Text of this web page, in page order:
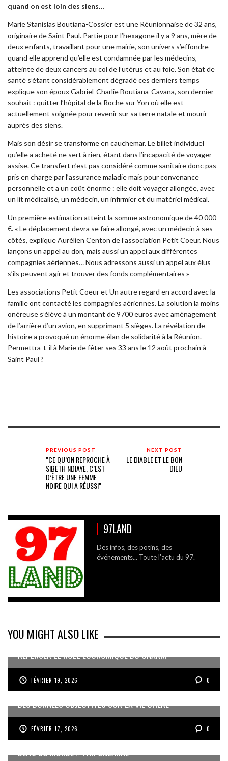
quand on est loin des siens…
Marie Stanislas Boutiana-Cossier est une Réunionnaise de 32 ans,
originaire de Saint Paul. Partie pour l’hexagone il y a 9 ans, mère de
deux enfants, travaillant pour une mairie, son univers s’effondre
quand elle apprend qu’elle est condamnée par les médecins,
atteinte de deux cancers au col de l’utérus et au foie. Son état de
santé s’étant considérablement dégradé ces derniers temps
explique son époux Gabriel-Charlie Boutiana-Cavana, s­­on dernier
souhait : quitter l’hôpital de la Roche sur Yon où elle est
actuellement soignée pour revenir sur sa terre natale et mourir
auprès des siens.
Mais son désir se transforme en cauchemar. Le billet individuel
qu’elle a acheté ne sert à rien, étant dans l’incapacité de voyager
assise. Ce transfert n’est pas considéré comme sanitaire donc pas
pris en charge par l’assurance maladie mais pour convenance
personnelle et a un coût énorme : elle doit voyager allongée, avec
un lit médicalisé, un médecin, un infirmier et du matériel médical.
Un première estimation atteint la somme astronomique de 40 000
€. « Le déplacement devra se faire allongé, avec un médecin à ses
côtés, explique Aurélien Centon de l’association Petit Coeur. Nous
lançons un appel au don, mais aussi un appel aux différentes
compagnies aériennes… Nous adressons aussi un appel aux élus
s’ils peuvent agir et trouver des fonds complémentaires »
Les associations Petit Coeur et Un autre regard en accord avec la
famille ont contacté les compagnies aériennes. La solution la moins
onéreuse s’élève à un montant de 9700 euros avec aménagement
de l’arrière d’un avion, en supprimant 5 sièges. La révélation de
histoire a provoqué un énorme élan de solidarité à la Réunion.
Permettra-t-il à Marie de fêter ses 33 ans le 12 août prochain à
Saint Paul ?
PREVIOUS POST
"CE QU’ON REPROCHE À
SIBETH NDIAYE, C’EST
D’ÊTRE UNE FEMME
NOIRE QUI A RÉUSSI"
NEXT POST
LE DIABLE ET LE BON
DIEU
97LAND
Des infos, des potins, des
événements... Toute l'actu du 97.
YOU MIGHT ALSO LIKE
REPENSER LE RÔLE ÉCONOMIQUE DU CNARM
FÉVRIER 19, 2026 0
DES DONNÉES OBJECTIVES SUR LA VIE CHÈRE
FÉVRIER 17, 2026 0
« UN GOSIER FIER, FORT ET RESPONSABLE FACE AUX
DÉFIS DU MONDE » PAR G.JEANNE